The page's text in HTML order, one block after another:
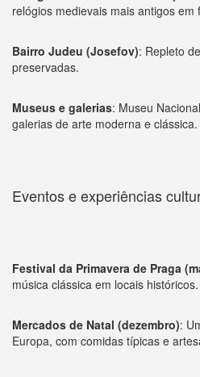
relógios medievais mais antigos em
Bairro Judeu (Josefov): Repleto
preservadas.
Museus e galerias: Museu
galerias de arte moderna e clássica.
Eventos e experiências
Festival da Primavera de Praga
música clássica em locais históricos.
Mercados de Natal (dezembro):
Europa, com comidas típicas e